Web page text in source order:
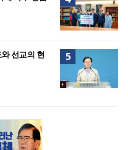
5
선교의 현